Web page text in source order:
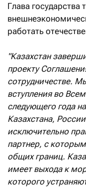
Глава
работать
"Казахстан
проекту
сотрудничестве.
вступления во
следующего года
Казахстана,
исключительно
партнер, с
общих границ.
имеет выхода к
которого